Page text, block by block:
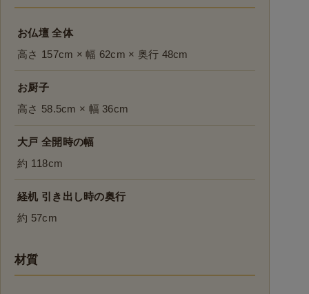
お仏壇 全体
高さ 157cm × 幅 62cm × 奥行 48cm
お厨子
高さ 58.5cm × 幅 36cm
大戸 全開時の幅
約 118cm
経机 引き出し時の奥行
約 57cm
材質